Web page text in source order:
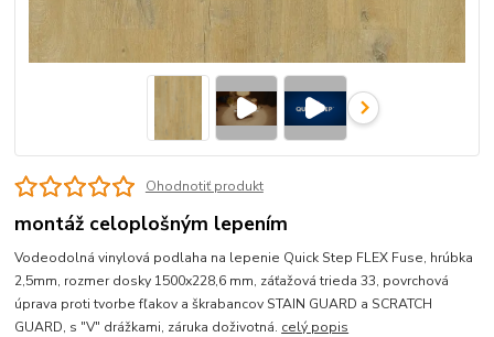
Ohodnotiť produkt
montáž celoplošným lepením
Vodeodolná vinylová podlaha na lepenie Quick Step FLEX Fuse, hrúbka
2,5mm, rozmer dosky 1500x228,6 mm, záťažová trieda 33, povrchová
úprava proti tvorbe fľakov a škrabancov STAIN GUARD a SCRATCH
GUARD, s "V" drážkami, záruka doživotná. celý popis